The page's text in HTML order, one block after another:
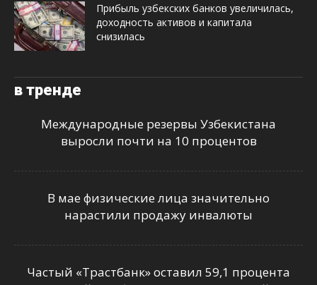
Прибыль узбекских банков увеличилась,
доходность активов и капитала
снизилась
в тренде
Международные резервы Узбекистана
выросли почти на 10 процентов
В мае физические лица значительно
нарастили продажу инвалюты
Частый «Трастбанк» оставил 59,1 процента